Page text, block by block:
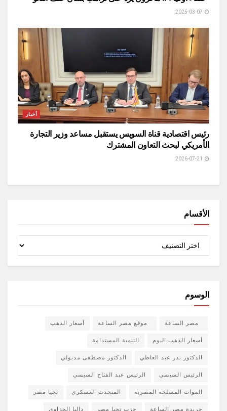
أخبار
رئيس اقتصادية قناة السويس يستقبل مساعد وزير التجارة
الأمريكي لبحث التعاون المشترك
الأقسام
الأقسام
الوسوم
مصر الساعة موقع مصر الساعة أسعار الذهب
أسعار الذهب اليوم التنمية المستدامة
الدكتور بدر عبد العاطي الدكتور مصطفى مدبولي
الرئيس السيسي الرئيس عبد الفتاح السيسي
القوات المسلحة المصرية المتحدث العسكري تحيا مصر
جريدة مصر الساعة حزب تحيا مصر داليا الحزاوي